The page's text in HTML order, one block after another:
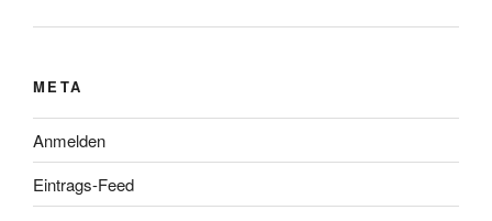
META
Anmelden
Eintrags-Feed